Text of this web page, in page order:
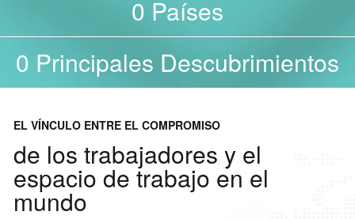
0 Países
0 Principales Descubrimientos
EL VÍNCULO ENTRE EL COMPROMISO
de los trabajadores y el
espacio de trabajo en el
mundo